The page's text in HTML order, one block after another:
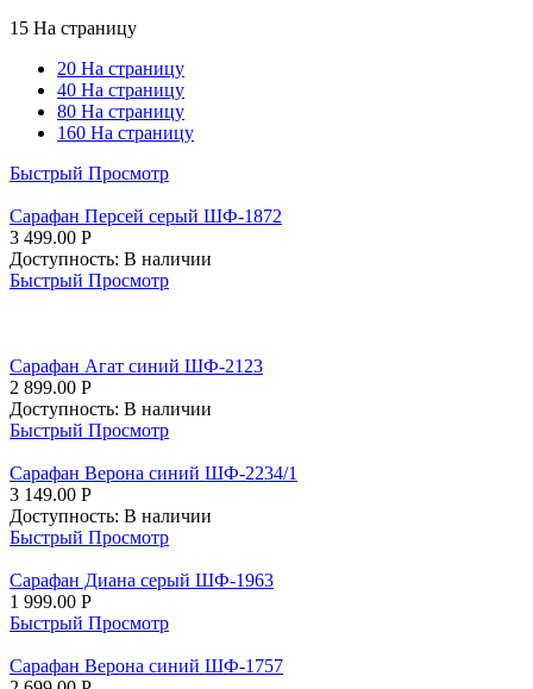
15 На страницу
20 На страницу
40 На страницу
80 На страницу
160 На страницу
Быстрый Просмотр
Сарафан Персей серый ШФ-1872
3 499.00 Р
Доступность: В наличии
Быстрый Просмотр
Сарафан Агат синий ШФ-2123
2 899.00 Р
Доступность: В наличии
Быстрый Просмотр
Сарафан Верона синий ШФ-2234/1
3 149.00 Р
Доступность: В наличии
Быстрый Просмотр
Сарафан Диана серый ШФ-1963
1 999.00 Р
Быстрый Просмотр
Сарафан Верона синий ШФ-1757